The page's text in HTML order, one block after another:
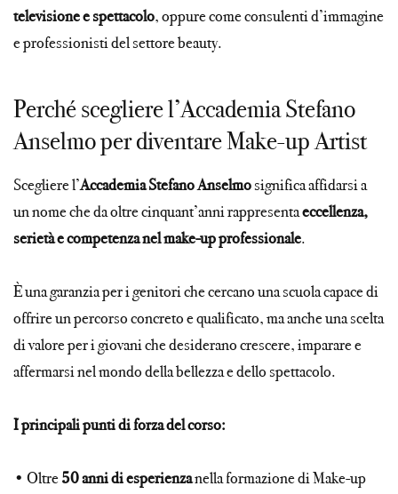
televisione e spettacolo, oppure come consulenti d’immagine
e professionisti del settore beauty.
Perché scegliere l’Accademia Stefano
Anselmo per diventare Make-up Artist
Scegliere l’Accademia Stefano Anselmosignifica affidarsi a
un nome che da oltre cinquant’anni rappresentaeccellenza,
serietà e competenza nel make-up professionale.
È una garanzia per i genitori che cercano una scuola capace di
offrire un percorso concreto e qualificato, ma anche una scelta
di valore per i giovani che desiderano crescere, imparare e
affermarsi nel mondo della bellezza e dello spettacolo.
I principali punti di forza del corso:
• Oltre50 anni di esperienzanella formazione di Make-up